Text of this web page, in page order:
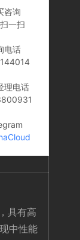
，完善
云服务
云安全
具有高
中性能
咨询
一扫
电话
理电话